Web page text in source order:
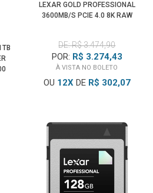
LEXAR GOLD PROFESSIONAL
3600MB/S PCIE 4.0 8K RAW
DE: R$ 3.474,90
POR: R$ 3.274,43
À VISTA NO BOLETO
OU 12XDE R$ 302,07